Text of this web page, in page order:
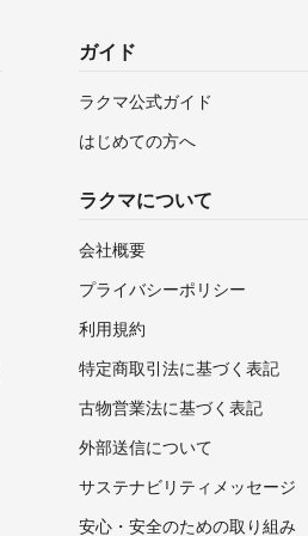
ガイド
ラクマ公式ガイド
はじめての方へ
ラクマについて
会社概要
プライバシーポリシー
利用規約
特定商取引法に基づく表記
古物営業法に基づく表記
外部送信について
サステナビリティメッセージ
安心・安全のための取り組み